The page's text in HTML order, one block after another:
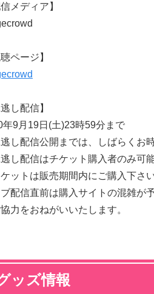
信メディア】
聴ページ】
逃し配信】
年9月19日(土)23時59分まで
し配信公開までは、しばらくお
し配信はチケット購入者のみ可能
ットは販売期間内にご購入下さい
配信直前は購入サイトの混雑が
力をおねがいいたします。
ッズ情報